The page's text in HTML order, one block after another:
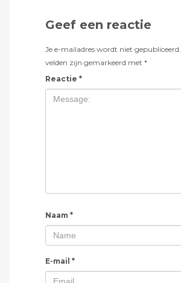
Geef een reactie
Je e-mailadres wordt niet gepubliceerd.
velden zijn gemarkeerd met *
Reactie *
Naam *
E-mail *